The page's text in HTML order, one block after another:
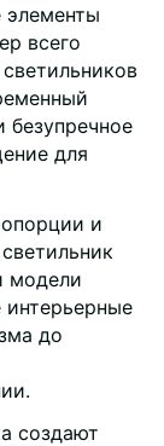
элементы
всего
безупречное
для
и
модели
интерьерные
до
создают